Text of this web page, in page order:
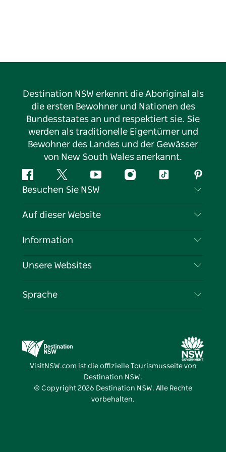
Destination NSW erkennt die Aboriginal als
die ersten Bewohner und Nationen des
Bundesstaates an und respektiert sie. Sie
werden als traditionelle Eigentümer und
Bewohner des Landes und der Gewässer
von New South Wales anerkannt.
FacebookTwitter YouTubeInstagramTikTok
Besuchen Sie NSW
Kontaktieren Sie uns
Cookie-Hinweis
Auf dieser Website
Reiseziele
Veranstaltungen
Information
Reiseinformationen
Unternehmen in NSW
Unsere Websites
Destination NSW Medienzentrum
Vivid Sydney
Sprache
VisitNSW.com ist die offizielle Tourismusseite von
Destination NSW.
© Copyright 2026 Destination NSW. Alle Rechte
vorbehalten.